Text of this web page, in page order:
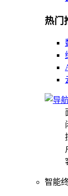
热门
智能